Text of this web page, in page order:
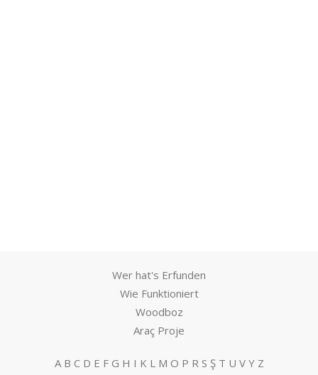
Wer hat's Erfunden
Wie Funktioniert
Woodboz
Araç Proje
A B C D E F G H I K L M O P R S Ş T U V Y Z